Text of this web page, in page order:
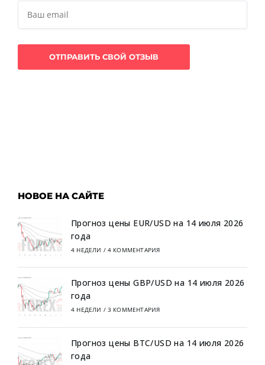
НОВОЕ НА САЙТЕ
Прогноз цены EUR/USD на 14 июля 2026
года
4 НЕДЕЛИ / 4 КОММЕНТАРИЯ
Прогноз цены GBP/USD на 14 июля 2026
года
4 НЕДЕЛИ / 3 КОММЕНТАРИЯ
Прогноз цены BTC/USD на 14 июля 2026
года